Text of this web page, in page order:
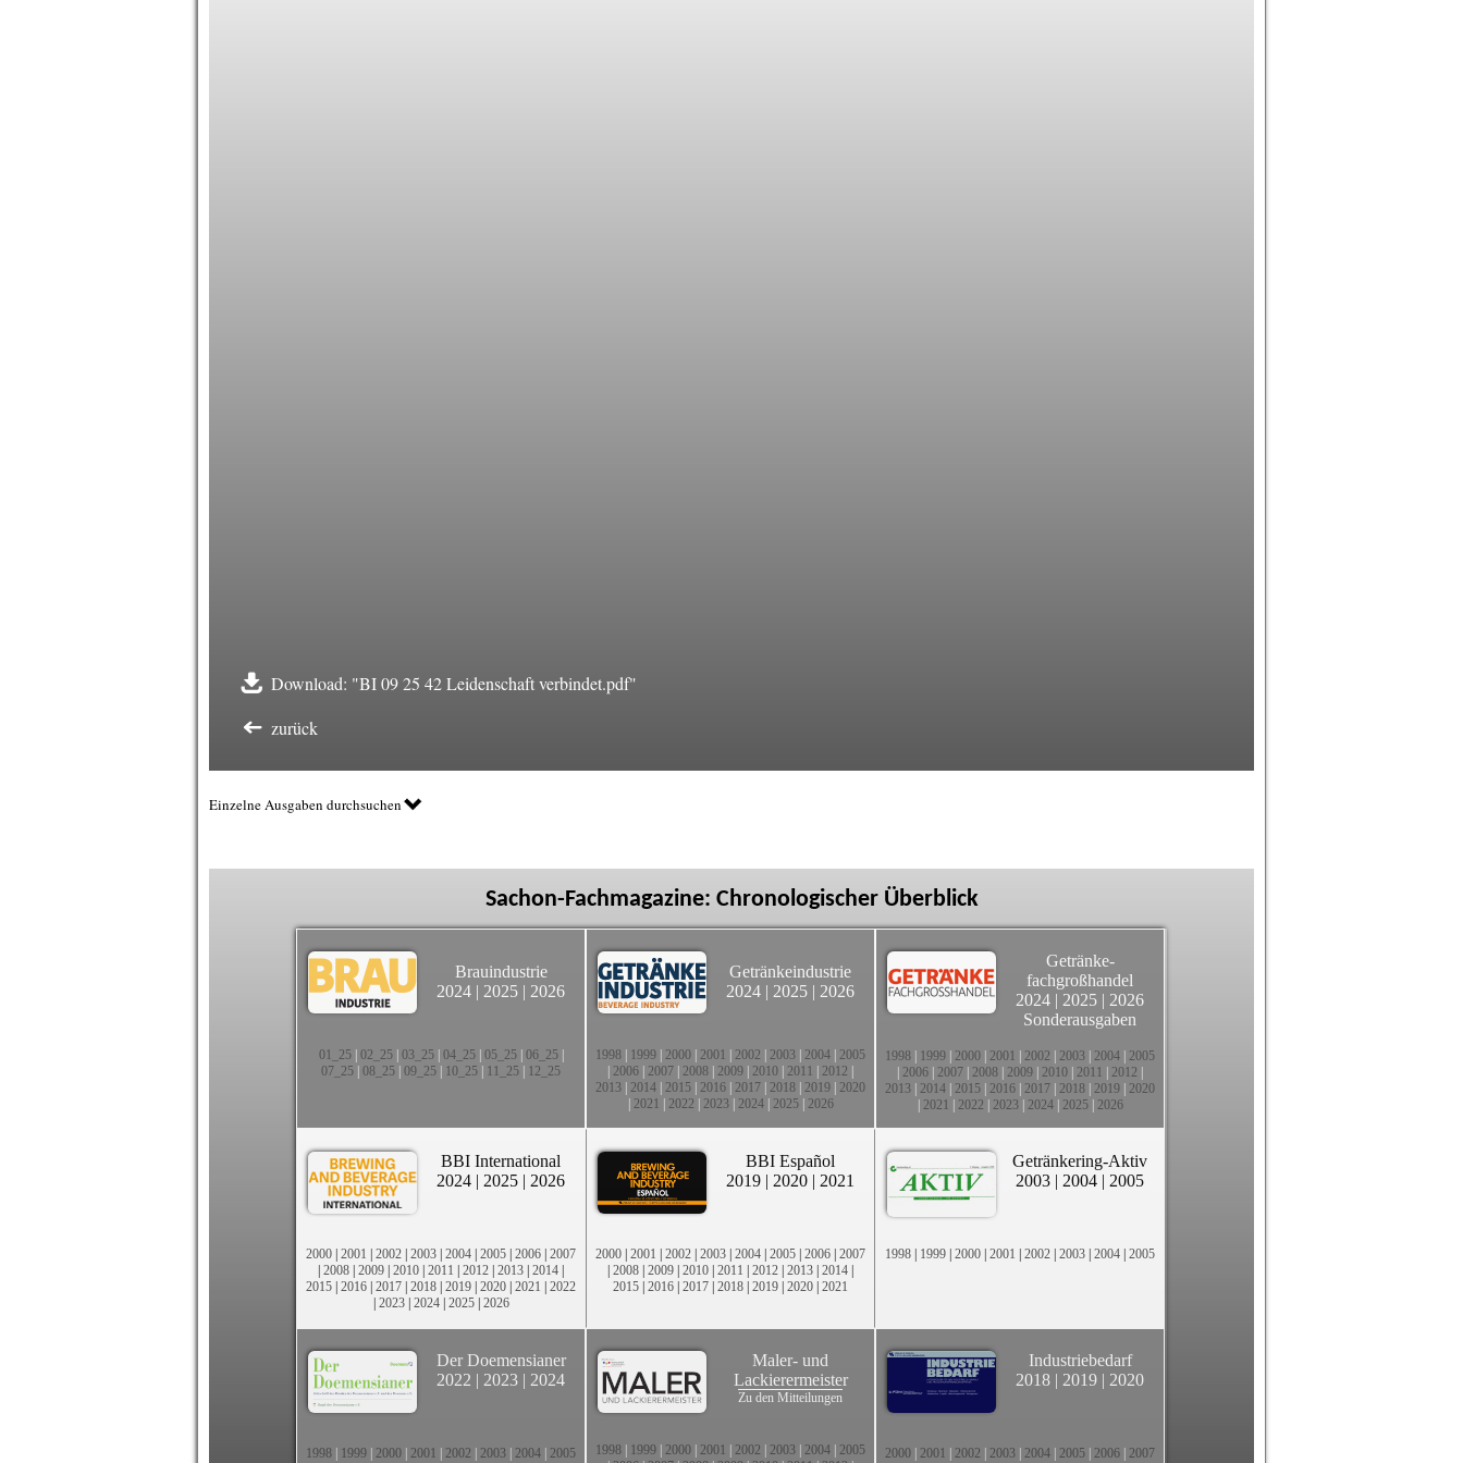
Download: "BI 09 25 42 Leidenschaft verbindet.pdf"
zurück
Einzelne Ausgaben durchsuchen
Sachon-Fachmagazine: Chronologischer Überblick
Brauindustrie
2024 | 2025 | 2026
01_25| 02_25| 03_25| 04_25| 05_25| 06_25|
07_25 08_25 09_25 10_25 11_25 12_25
Getränkeindustrie
2024 | 2025 | 2026
1998 1999 2000 2001 2002 2003 2004 2005
2006 2007 2008 2009 2010 2011 2012
2013 2014 2015 2016 2017 2018 2019 2020
2021 2022 2023| 2024| 2025| 2026
Getränke-
fachgroßhandel
2024 | 2025 | 2026
Sonderausgaben
1998 1999 2000 2001 2002 2003 2004 2005
2006 2007 2008 2009 2010 2011 2012
2013 2014 2015 2016 2017 2018 2019 2020
2021 2022 2023| 2024| 2025| 2026
BBI International
2024 | 2025 | 2026
2000 | 2001 | 2002 | 2003 | 2004 | 2005 | 2006 | 2007
| 2008 | 2009 | 2010 | 2011 | 2012 | 2013 | 2014 |
2015 | 2016 | 2017 | 2018 | 2019 | 2020 | 2021 | 2022
| 2023| 2024| 2025| 2026
BBI Español
2019 | 2020 | 2021
2000 | 2001 | 2002 | 2003 | 2004 | 2005 | 2006 | 2007
| 2008 | 2009 | 2010 | 2011 | 2012 | 2013 | 2014 |
2015 | 2016 | 2017 | 2018 | 2019 | 2020 | 2021
Getränkering-Aktiv
2003 | 2004 | 2005
1998 | 1999 | 2000 | 2001 | 2002 | 2003 | 2004 | 2005
Der Doemensianer
2022 | 2023 | 2024
1998 1999 2000 2001 2002 2003 2004 2005
Maler- und
Lackierermeister
Zu den Mitteilungen
1998 1999 2000 2001 2002 2003 2004 2005
Industriebedarf
2018 | 2019 | 2020
2000 2001 2002 2003 2004 2005 2006 2007